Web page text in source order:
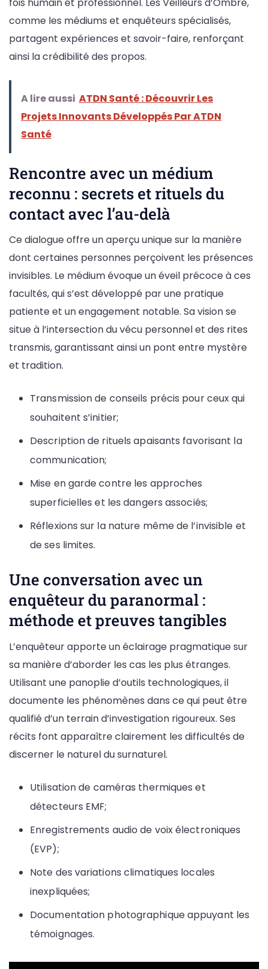
comme les médiums et enquêteurs spécialisés,
partagent expériences et savoir-faire, renforçant
ainsi la crédibilité des propos.
A lire aussi ATDN Santé : Découvrir Les
Projets Innovants Développés Par ATDN
Santé
Rencontre avec un médium
reconnu : secrets et rituels du
contact avec l’au-delà
Ce dialogue offre un aperçu unique sur la manière
dont certaines personnes perçoivent les présences
invisibles. Le médium évoque un éveil précoce à ces
facultés, qui s’est développé par une pratique
patiente et un engagement notable. Sa vision se
situe à l’intersection du vécu personnel et des rites
transmis, garantissant ainsi un pont entre mystère
et tradition.
Transmission de conseils précis pour ceux qui
souhaitent s’initier;
Description de rituels apaisants favorisant la
communication;
Mise en garde contre les approches
superficielles et les dangers associés;
Réflexions sur la nature même de l’invisible et
de ses limites.
Une conversation avec un
enquêteur du paranormal :
méthode et preuves tangibles
L’enquêteur apporte un éclairage pragmatique sur
sa manière d’aborder les cas les plus étranges.
Utilisant une panoplie d’outils technologiques, il
documente les phénomènes dans ce qui peut être
qualifié d’un terrain d’investigation rigoureux. Ses
récits font apparaître clairement les difficultés de
discerner le naturel du surnaturel.
Utilisation de caméras thermiques et
détecteurs EMF;
Enregistrements audio de voix électroniques
(EVP);
Note des variations climatiques locales
inexpliquées;
Documentation photographique appuyant les
témoignages.